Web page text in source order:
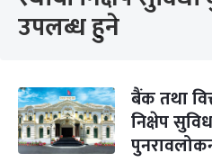
उपलब्ध हुने
बैंक तथा
निक्षेप